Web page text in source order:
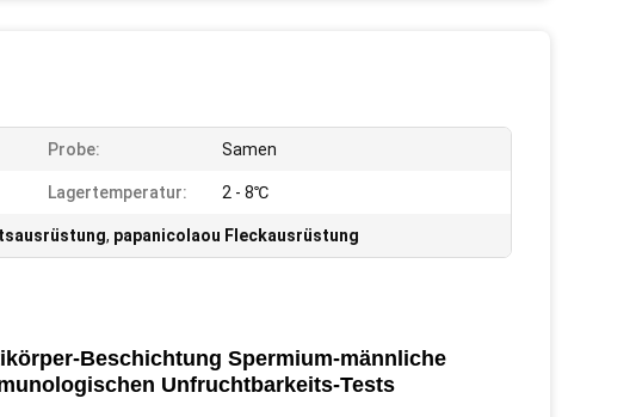
Probe: Samen
Lagertemperatur: 2 - 8℃
, papanicolaou Fleckausrüstung
Beschichtung Spermium-männliche
Unfruchtbarkeits-Tests